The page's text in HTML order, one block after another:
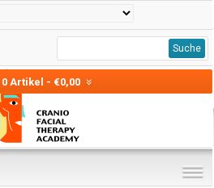
0 Artikel - €0,00
Suche